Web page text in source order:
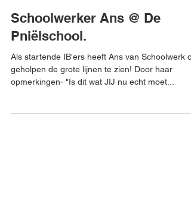
Schoolwerker Ans @ De
Pniëlschool.
Als startende IB'ers heeft Ans van Schoolwerk